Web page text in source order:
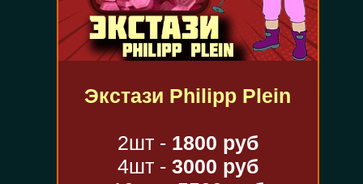
Экстази Philipp Plein
2шт - 1800 руб
4шт - 3000 руб